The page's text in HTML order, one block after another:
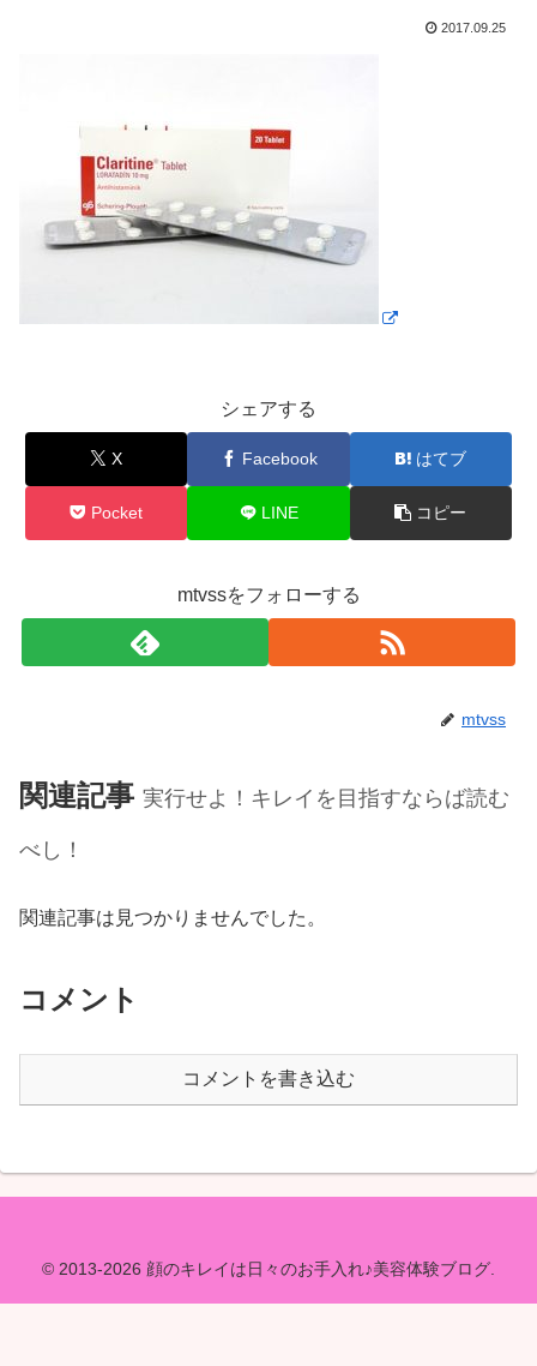
2017.09.25
シェアする
X Facebook はてブ
Pocket LINE コピー
mtvssをフォローする
mtvss
関連記事 実行せよ！キレイを目指すならば読む
べし！
関連記事は見つかりませんでした。
コメント
コメントを書き込む
© 2013-2026 顔のキレイは日々のお手入れ♪美容体験ブログ.